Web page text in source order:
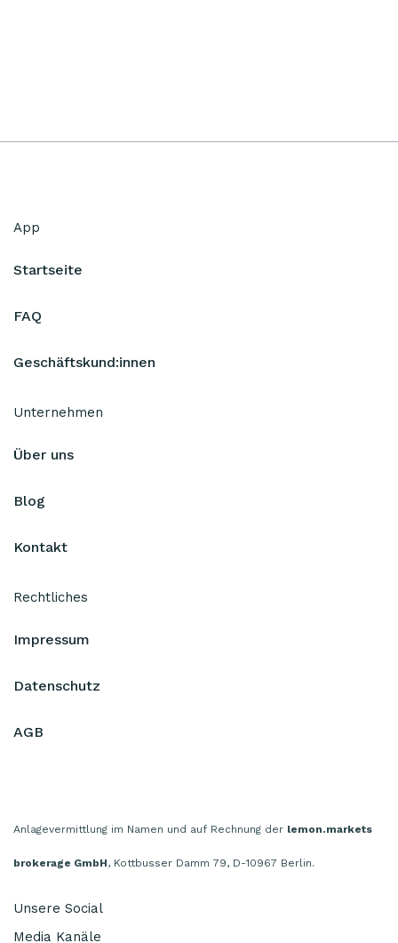
App
Startseite
FAQ
Geschäftskund:innen
Unternehmen
Über uns
Blog
Kontakt
Rechtliches
Impressum
Datenschutz
AGB
Anlagevermittlung im Namen und auf Rechnung der lemon.markets
brokerage GmbH, Kottbusser Damm 79, D-10967 Berlin.
Unsere Social
Media Kanäle